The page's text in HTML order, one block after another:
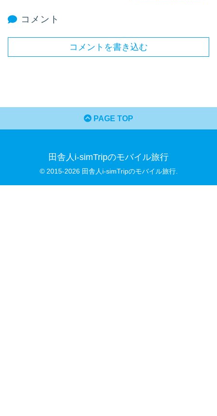
コメント
コメントを書き込む
PAGE TOP
田舎人i-simTripのモバイル旅行
© 2015-2026 田舎人i-simTripのモバイル旅行.